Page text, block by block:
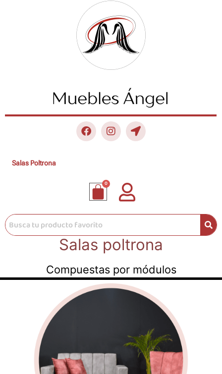
Salas Poltrona
Salas poltrona
Compuestas por módulos